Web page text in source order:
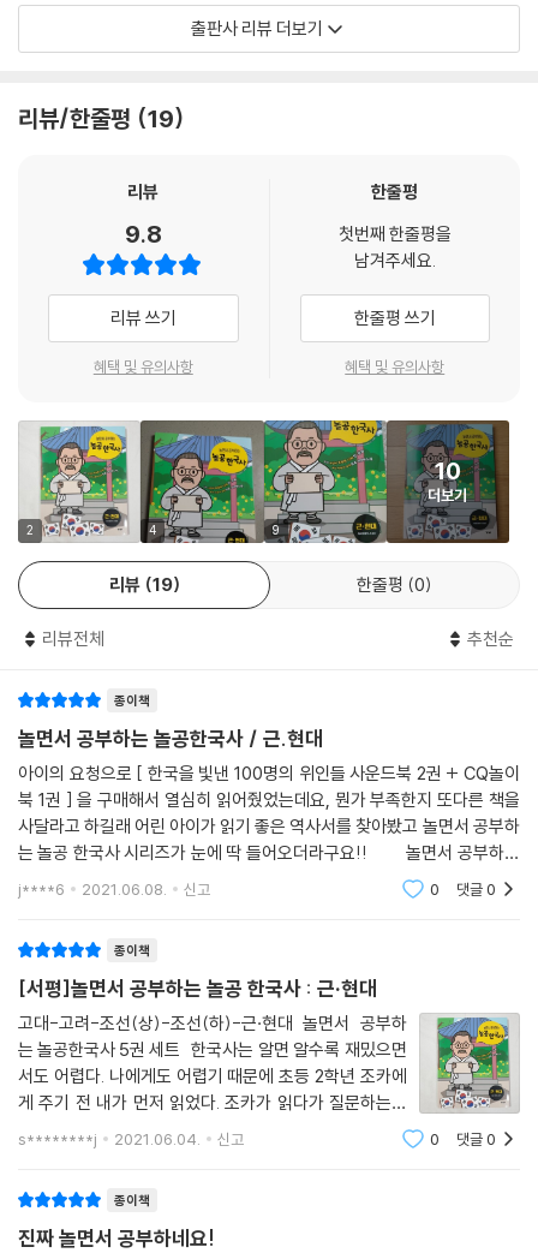
일제 강점기부터 오늘날까지 놀공프렌즈와 근·현대 역사 현장을 가다
과거 근·현대 역사의 현장으로 들어간 따뜻한 문화유산 캐릭터 놀공프렌
찾기, 미로 찾기, 줄 긋기, 사다리 타기 등 다양한 활동을 해결해보세요. 활
다. 그럼 이제 놀공프렌즈와 함께하는 놀공 한국사 여행, 출발해 볼까요?
놀공 한국사 시리즈 소개
역사를 처음 배우는 초등학생을 위한 한국사 시리즈입니다. 사랑스럽고 따
뜻한 문화유산 캐릭터 놀공프렌즈와 함께 꼭 알아야 할 한국사를 놀이 활
동을 통해 재미있게 배울 수 있게 기획되었습니다. 『놀면서 배우는 놀공 한
되었습니다.
초등 사회 교과 연계, 미리 배우는 우리 아이 첫 한국사!
‘역사를 잊은 민족에게 미래는 없다’라는 말이 있는 것처럼 역사는 과거와
현재, 미래를 이어주는 중요한 학습입니다. 역사 공부는 조상들의 삶과 지
혜를 배울 수 있을 뿐만 아니라 과거의 사건을 통해 앞으로 일어나는 문제
년부터 배우는 한국사 공부를 미리 배울 수 있는 역사책입니다. 놀공프렌
찾기, 줄 긋기, 사다리 타기 등 다양한 활동으로 배워보세요. 우리 아이의
한국사 실력이 쑥쑥 늘어납니다.
기초부터 완성까지 시대순으로 배우는 한국사
우리 역사의 주요 장면을 그림과 함께 시간순으로 풀어냈습니다. 그림을
따라가다 보면 역사의 흐름이 튼튼하게 잡히며 중간중간 깊이 있는 정보와
교과서 핵심 주제 9개, 52개의 핵심 내용을 담은 근·현대 편
근·현대는 일제 강점기부터 오늘날까지를 담고 있습니다. 교과서 핵심 주
제 9개를 중심으로 52개의 핵심 내용을 선정했습니다. 독립 선언서를 따
라 탑골 공원을 찾아가야 하는 벡스, LS를 잃어버려 이산가족이 된 벡스,
평화의 소녀상에 장갑을 끼워줘야 하는 놀공프렌즈 등 각 페이지마다 있는
활동으로 한국사의 주요 장면을 생생하게 경험하고 가로세로 낱말 퍼즐과
니다.
출판사 리뷰 더보기
리뷰/한줄평 19
리뷰
9.8
리뷰 쓰기
혜택 및 유의사항
한줄평
첫번째 한줄평을
남겨주세요.
한줄평 쓰기
혜택 및 유의사항
2 4 9
10
더보기
리뷰 19 한줄평 0
리뷰전체 추천순
종이책
놀면서 공부하는 놀공한국사 / 근.현대
아이의 요청으로 [ 한국을 빛낸 100명의 위인들 사운드북 2권 + CQ놀이
북 1권 ] 을 구매해서 열심히 읽어줬었는데요, 뭔가 부족한지 또다른 책을
사달라고 하길래 어린 아이가 읽기 좋은 역사서를 찾아봤고 놀면서 공부하
는 놀공 한국사 시리즈가 눈에 딱 들어오더라구요!! 놀면서 공부하는
놀공한국사는 고대 /고려 /조선(상) /조선(하) /근.현대 로 5권으로 구
j****6 2021.06.08. 신고 0 댓글0
종이책
[서평]놀면서 공부하는 놀공 한국사 : 근·현대
고대-고려-조선(상)-조선(하)-근·현대 놀면서 공부하
는 놀공한국사 5권 세트 한국사는 알면 알수록 재밌으면
서도 어렵다. 나에게도 어렵기 때문에 초등 2학년 조카에
게 주기 전 내가 먼저 읽었다. 조카가 읽다가 질문하는데
모르는 쪽팔릴 수 있으니 쪽팔림 방지 차원에서 내가 먼저
ㅋㅋ 공부하기 싫어하는 초등학생인데 역사 이야기는 좋
s********j 2021.06.04. 신고 0 댓글0
종이책
진짜 놀면서 공부하네요!